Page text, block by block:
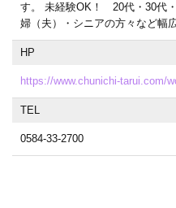
す。 未経験OK！ 20代・30代
婦（夫）・シニアの方々など幅
HP
https://www.chunichi-tarui.com/
TEL
0584-33-2700